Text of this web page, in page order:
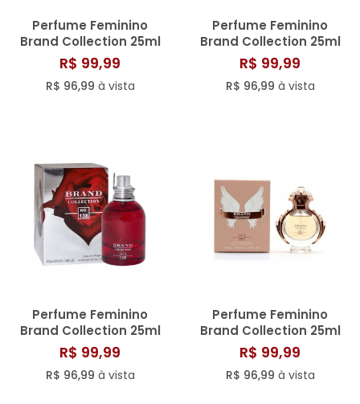
Perfume Feminino
Brand Collection 25ml
N° 109
R$ 99,99
R$ 96,99 à vista
Perfume Feminino
Brand Collection 25ml
N° 171/812
R$ 99,99
R$ 96,99 à vista
Perfume Feminino
Brand Collection 25ml
N° 138
R$ 99,99
R$ 96,99 à vista
Perfume Feminino
Brand Collection 25ml
N° 087/803
R$ 99,99
R$ 96,99 à vista